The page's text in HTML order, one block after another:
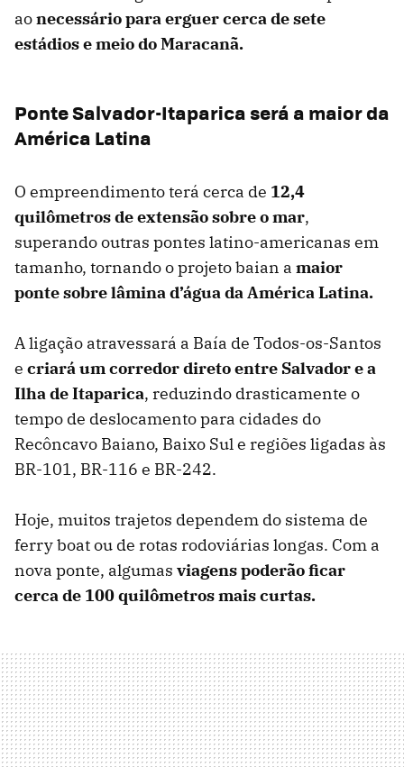
aonecessário para erguer cerca de sete
estádios e meio do Maracanã.
Ponte Salvador-Itaparica será a maior da
América Latina
O empreendimento terá cerca de 12,4
quilômetros de extensão sobre o mar,
superando outras pontes latino-americanas em
tamanho, tornando o projeto baian a maior
ponte sobre lâmina d’água da América Latina.
A ligação atravessará a Baía de Todos-os-Santos
e criará um corredor direto entre Salvador e a
Ilha de Itaparica, reduzindo drasticamente o
tempo de deslocamento para cidades do
Recôncavo Baiano, Baixo Sul e regiões ligadas às
BR-101, BR-116 e BR-242.
Hoje, muitos trajetos dependem do sistema de
ferry boat ou de rotas rodoviárias longas. Com a
nova ponte, algumas viagens poderão ficar
cerca de 100 quilômetros mais curtas.